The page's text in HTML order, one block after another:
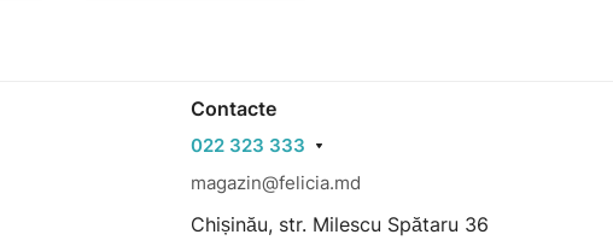
Contacte
022 323 333
magazin@felicia.md
Chișinău, str. Milescu Spătaru 36